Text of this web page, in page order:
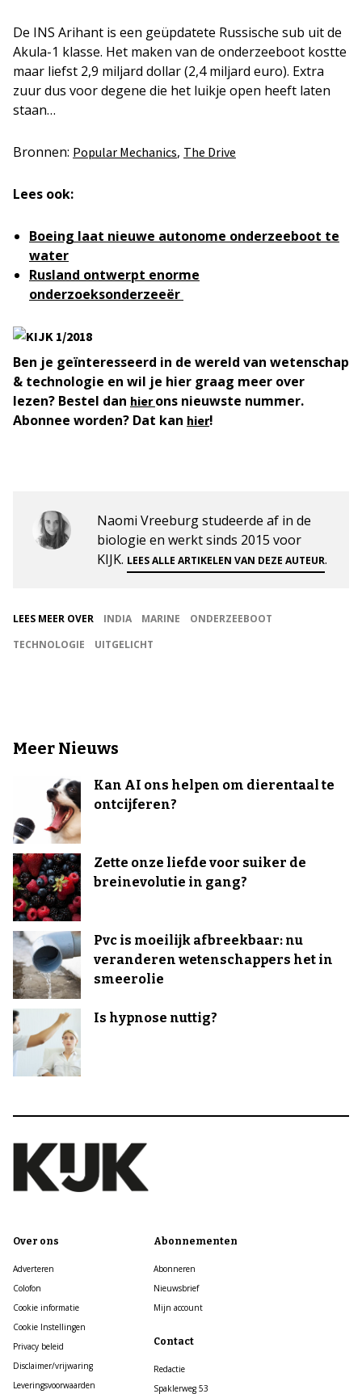
De INS Arihant is een geüpdatete Russische sub uit de
Akula-1 klasse. Het maken van de onderzeeboot kostte
maar liefst 2,9 miljard dollar (2,4 miljard euro). Extra
zuur dus voor degene die het luikje open heeft laten
staan…
Bronnen: Popular Mechanics, The Drive
Lees ook:
Boeing laat nieuwe autonome onderzeeboot te
water
Rusland ontwerpt enorme
onderzoeksonderzeeër
Ben je geïnteresseerd in de wereld van wetenschap
& technologie en wil je hier graag meer over
lezen? Bestel dan hierons nieuwste nummer.
Abonnee worden? Dat kan hier!
Naomi Vreeburg studeerde af in de
biologie en werkt sinds 2015 voor
KIJK. LEES ALLE ARTIKELEN VAN DEZE AUTEUR.
LEES MEER OVER INDIA MARINE
ONDERZEEBOOT
TECHNOLOGIE
UITGELICHT
Meer Nieuws
Kan AI ons helpen om dierentaal te
ontcijferen?
Zette onze liefde voor suiker de
breinevolutie in gang?
Pvc is moeilijk afbreekbaar: nu
veranderen wetenschappers het in
smeerolie
Is hypnose nuttig?
Over ons
Adverteren
Colofon
Cookie informatie
Cookie Instellingen
Privacy beleid
Disclaimer/vrijwaring
Leveringsvoorwaarden
Abonnementen
Abonneren
Nieuwsbrief
Mijn account
Contact
Redactie
Spaklerweg 53